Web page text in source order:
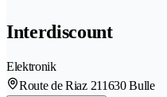
Interdiscount
Elektronik
Route de Riaz 211630 Bulle